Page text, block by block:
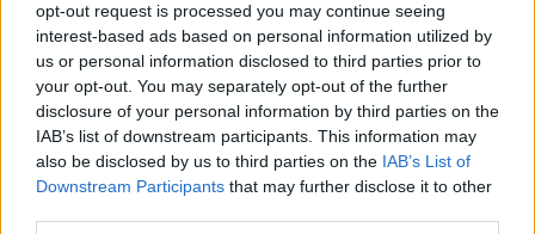
opt-out request is processed you may continue seeing
interest-based ads based on personal information utilized by
us or personal information disclosed to third parties prior to
your opt-out. You may separately opt-out of the further
disclosure of your personal information by third parties on the
IAB’s list of downstream participants. This information may
also be disclosed by us to third parties on the IAB’s List of
Downstream Participants that may further disclose it to other
Yo lo pillé en el conce pero por aqui se habla de marcas que no
están mal, echale un vistazo
S2
Responder